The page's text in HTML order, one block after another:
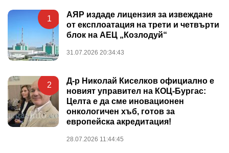
1
АЯР издаде лицензия за извеждане
от експлоатация на трети и четвърти
блок на АЕЦ „Козлодуй“
31.07.2026 20:34:43
2
Д-р Николай Киселков официално е
новият управител на КОЦ-Бургас:
Целта е да сме иновационен
онкологичен хъб, готов за
европейска акредитация!
28.07.2026 11:44:45